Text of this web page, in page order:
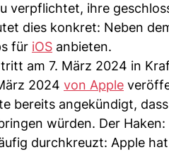
verpflichtet, ihre
dies konkret: Neben
für iOS anbieten.
tritt am 7. März 2024 in
2024 von Apple
bereits angekündigt,
würden. Der
durchkreuzt: Apple